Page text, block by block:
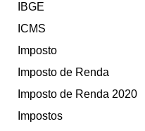
IBGE
ICMS
Imposto
Imposto de Renda
Imposto de Renda 2020
Impostos